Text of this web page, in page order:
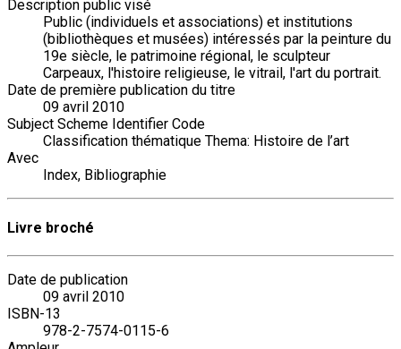
Description public visé
Public (individuels et associations) et institutions
(bibliothèques et musées) intéressés par la peinture du
19e siècle, le patrimoine régional, le sculpteur
Carpeaux, l'histoire religieuse, le vitrail, l'art du portrait.
Date de première publication du titre
09 avril 2010
Subject Scheme Identifier Code
Classification thématique Thema: Histoire de l’art
Avec
Index, Bibliographie
Livre broché
Date de publication
09 avril 2010
ISBN-13
978-2-7574-0115-6